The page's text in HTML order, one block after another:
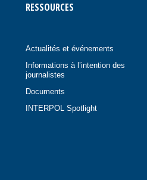
RESSOURCES
Actualités et événements
Informations à l’intention des
journalistes
Documents
INTERPOL Spotlight